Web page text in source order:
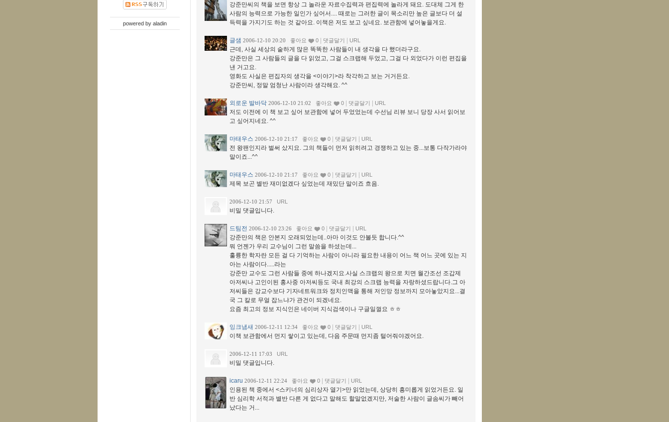
powered by aladin
강준만씨의 책을 보면 항상 그 놀라운 자료수집력과 편집력에 놀라게 돼요. 도대체 그게 한
사람의 능력으로 가능한 일인가 싶어서.... 때로는 그러한 글이 목소리만 높은 글보다 더 설
득력을 가지기도 하는 것 같아요. 이책은 저도 보고 싶네요. 보관함에 넣어놓을게요.
글샘 2006-12-10 20:20 좋아요 0 댓글달기 URL
근데, 사실 세상의 숱하게 많은 똑똑한 사람들이 내 생각을 다 했더라구요.
강준만은 그 사람들의 글을 다 읽었고, 그걸 스크랩해 두었고, 그걸 다 외었다가 이런 편집을
낸 거고요.
영화도 사실은 편집자의 생각을 <이야기>라 착각하고 보는 거거든요.
강준만씨, 정말 엄청난 사람이라 생각해요. ^^
외로운 발바닥 2006-12-10 21:02 좋아요 0 댓글달기 URL
저도 이전에 이 책 보고 싶어 보관함에 넣어 두었었는데 수선님 리뷰 보니 당장 사서 읽어보
고 싶어지네요. ^^
마태우스 2006-12-10 21:17 좋아요 0 댓글달기 URL
전 왕팬인지라 벌써 샀지요. 그의 책들이 먼저 읽히려고 경쟁하고 있는 중...보통 다작가라야
말이죠...^^
마태우스 2006-12-10 21:17 좋아요 0 댓글달기 URL
제목 보곤 별반 재미없겠다 싶었는데 재밌단 말이죠 흐음.
2006-12-10 21:57 URL
비밀 댓글입니다.
드팀전 2006-12-10 23:26 좋아요 0 댓글달기 URL
강준만의 책은 안본지 오래되었는데..아마 이것도 안볼듯 합니다.^^
뭐 언젠가 우리 교수님이 그런 말씀을 하셨는데...
훌륭한 학자란 모든 걸 다 기억하는 사람이 아니라 필요한 내용이 어느 책 어느 곳에 있는 지
아는 사람이다.....라는
강준만 교수도 그런 사람들 중에 하나겠지요.사실 스크랩의 왕으로 치면 월간조선 조갑제
아저씨나 고인이된 홍사중 아저씨등도 국내 최강의 스크랩 능력을 자랑하셨드랍니다.그 아
저씨들은 강교수보다 기자네트워크와 정치인맥을 통해 저인망 정보까지 모아놓았지요...결
국 그 칼로 무얼 잡느냐가 관건이 되겠네요.
요즘 최고의 정보 지식인은 네이버 지식검색이나 구글일껄요 ㅎㅎ
잉크냄새 2006-12-11 12:34 좋아요 0 댓글달기 URL
이책 보관함에서 먼지 쌓이고 있는데, 다음 주문때 먼지좀 털어줘야겠어요.
2006-12-11 17:03 URL
비밀 댓글입니다.
icaru 2006-12-11 22:24 좋아요 0 댓글달기 URL
인용된 책 중에서 <스키너의 심리상자 열기>만 읽었는데, 상당히 흥미롭게 읽었거든요. 일
반 심리학 서적과 별반 다른 게 없다고 말해도 할말없겠지만, 저술한 사람이 글솜씨가 빼어
났다는 거...